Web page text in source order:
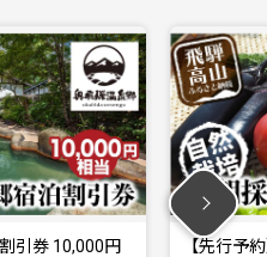
引券 10,000円
【先行予